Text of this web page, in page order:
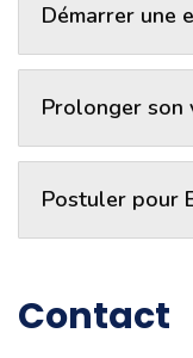
Démarrer une
Prolonger son
Postuler pour
Contact